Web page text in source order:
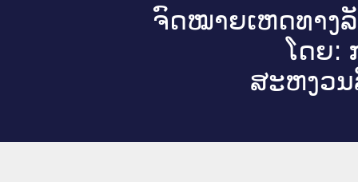
ຈົດ​ໝາຍ​ເຫດ​ທາງ​
ໂດຍ:
ສະ​ຫງວນ​